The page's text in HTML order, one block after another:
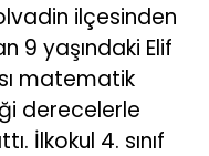
ilçesinden
9 yaşındaki Elif
matematik
derecelerle
İlkokul 4. sınıf